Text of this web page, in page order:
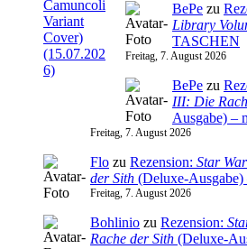
BePe zu
Library
TASCHEN
Freitag, 7. August 2026
BePe zu
III: Die
Ausgabe) –
Freitag, 7. August 2026
Flo zu Rezension: Star
der Sith (Deluxe-
Freitag, 7. August 2026
Bohlinio zu Rezension:
Rache der Sith (Deluxe-